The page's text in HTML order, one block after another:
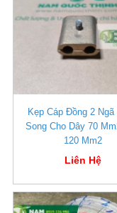
Kẹp Cáp Đồng 2 Ngã
Song Cho Dây 70
120 Mm2
Liên Hệ